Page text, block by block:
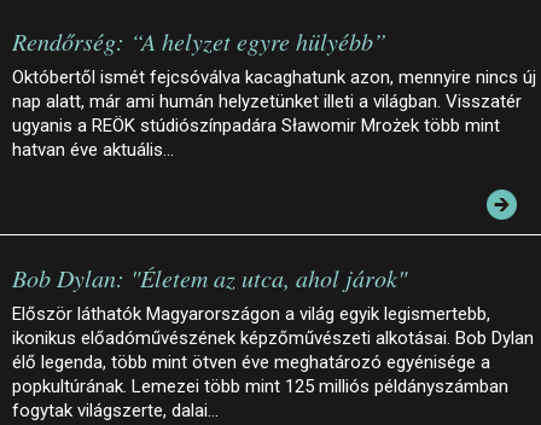
Rendőrség: “A helyzet egyre hülyébb”
Októbertől ismét fejcsóválva kacaghatunk azon, mennyire nincs új
nap alatt, már ami humán helyzetünket illeti a világban. Visszatér
ugyanis a REÖK stúdiószínpadára Sławomir Mrożek több mint
hatvan éve aktuális…
Bob Dylan: "Életem az utca, ahol járok"
Először láthatók Magyarországon a világ egyik legismertebb,
ikonikus előadóművészének képzőművészeti alkotásai. Bob Dylan
élő legenda, több mint ötven éve meghatározó egyénisége a
popkultúrának. Lemezei több mint 125 milliós példányszámban
fogytak világszerte, dalai…